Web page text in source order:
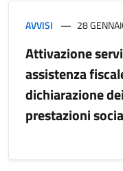
AVVISI 28
Attivazione
assistenza
dichiarazione
prestazioni